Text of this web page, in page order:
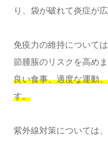
り、袋が破れて炎症が
免疫力の維持について
節腫脹のリスクを高めま
良い食事、適度な運動
す。
紫外線対策については、